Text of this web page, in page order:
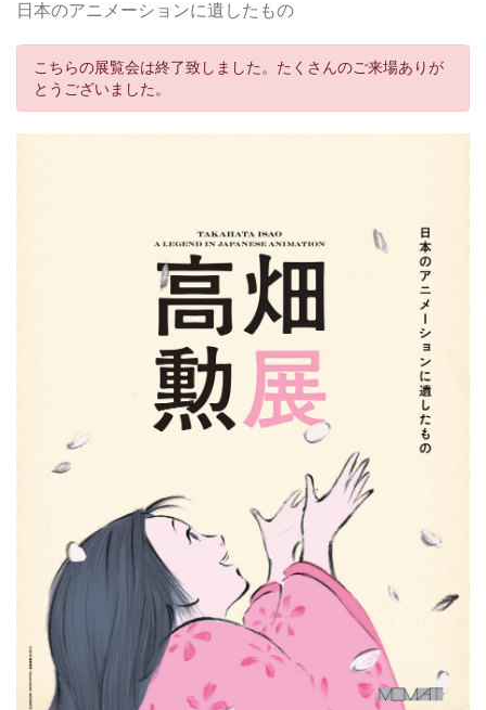
日本のアニメーションに遺したもの
こちらの展覧会は終了致しました。たくさんのご来場ありが
とうございました。